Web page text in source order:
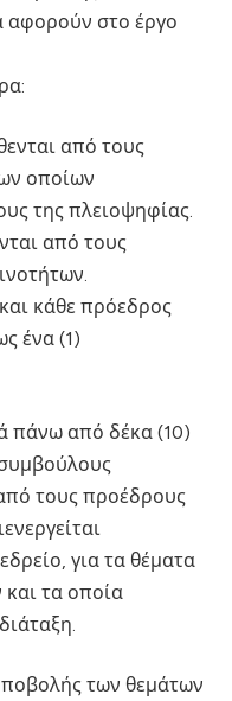
αφορούν στο έργο
από τους
οποίων
της πλειοψηφίας.
από τους
κάθε πρόεδρος
ένα (1)
πάνω από δέκα (10)
τους προέδρους
για τα θέματα
τα οποία
των θεμάτων